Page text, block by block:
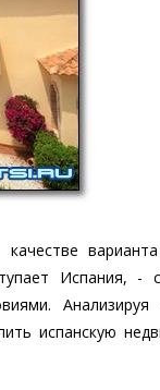
Испания, -
Анализируя
испанскую